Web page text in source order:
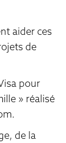
aider ces
de
pour
» réalisé
de la